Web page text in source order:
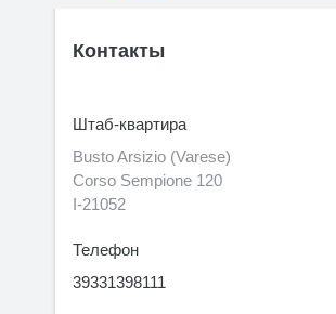
Контакты
Штаб-квартира
Busto Arsizio (Varese)
Corso Sempione 120
I-21052
Телефон
39331398111